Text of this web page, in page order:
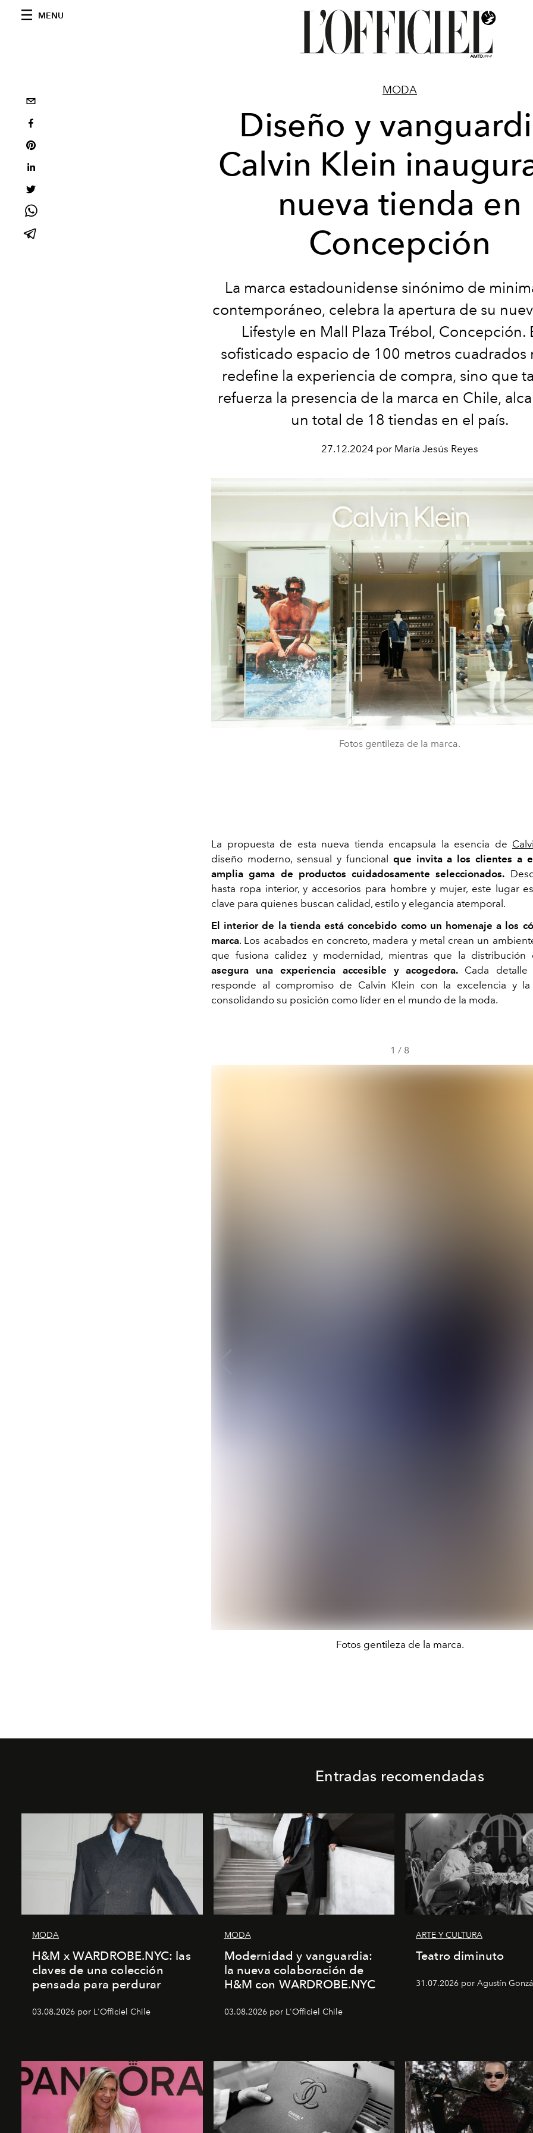
MENU
MODA
Diseño y
Calvin Klein
nueva tienda en
Concepción
La marca estadounidense sinónimo de
contemporáneo, celebra la apertura de su
Lifestyle en Mall Plaza Trébol, Concepción.
sofisticado espacio de 100 metros cuadrados
redefine la experiencia de compra, sino que
refuerza la presencia de la marca en Chile,
un total de 18 tiendas en el país.
27.12.2024 por María Jesús Reyes
Fotos gentileza de la marca.
La propuesta de esta nueva tienda encapsula la esencia de
diseño moderno, sensual y funcional que invita a los clientes a
amplia gama de productos cuidadosamente seleccionados.
hasta ropa interior, y accesorios para hombre y mujer, este lugar
clave para quienes buscan calidad, estilo y elegancia atemporal.
El interior de la tienda está concebido como un homenaje a los
marca. Los acabados en concreto, madera y metal crean un
que fusiona calidez y modernidad, mientras que la distribución
asegura una experiencia accesible y acogedora. Cada
responde al compromiso de Calvin Klein con la excelencia y la
consolidando su posición como líder en el mundo de la moda.
1 / 8
Fotos gentileza de la marca.
Entradas recomendadas
MODA
H&M x WARDROBE.NYC: las
claves de una colección
pensada para perdurar
03.08.2026 por L'Officiel Chile
MODA
Modernidad y vanguardia:
la nueva colaboración de
H&M con WARDROBE.NYC
03.08.2026 por L'Officiel Chile
ARTE Y CULTURA
Teatro diminuto
31.07.2026 por Agustín